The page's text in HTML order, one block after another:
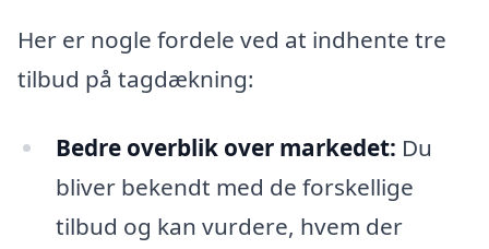
Her er nogle fordele ved at indhente tre
tilbud på tagdækning:
Bedre overblik over markedet: Du
bliver bekendt med de forskellige
tilbud og kan vurdere, hvem der